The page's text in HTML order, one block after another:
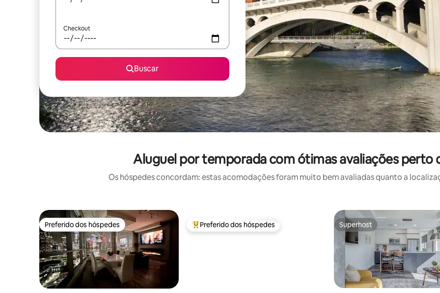
Checkout
Buscar
Aluguel por temporada com ótimas avaliações perto
Os hóspedes concordam: estas acomodações foram muito bem avaliadas quanto a
Preferido dos hóspedes
Preferido dos hóspedes Entre os melhores preferidos dos hóspedes
Preferido dos hóspedes Superhost
Superhost